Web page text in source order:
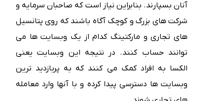
آنان بسپارند. بنابراین نیاز است که صاحبان سرمایه و
شرکت های بزرگ و کوچک آگاه باشند که روی پتانسیل
های تجاری و مارکتینگ کدام از یک وبسایت ها می
توانند حساب کنند. در نتیجه این وبسایت یعنی
الکسا به افراد کمک می کنند که به پربازدید ترین
وبسایت ها دسترسی پیدا کرده و با آنها وارد معامله